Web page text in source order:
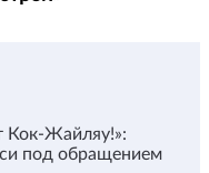
Кок-Жайляу!»:
под обращением